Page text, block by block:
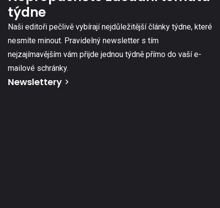
týdne
Naši editoři pečlivě vybírají nejdůležitější články týdne, které
nesmíte minout. Pravidelný newsletter s tím
nejzajímavějším vám přijde jednou týdně přímo do vaší e-
mailové schránky.
Newslettery